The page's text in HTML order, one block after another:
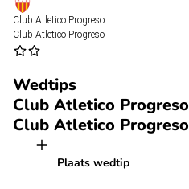
Club Atletico Progreso
Club Atletico Progreso
Wedtips
Club Atletico Progreso
Club Atletico Progreso
Plaats wedtip